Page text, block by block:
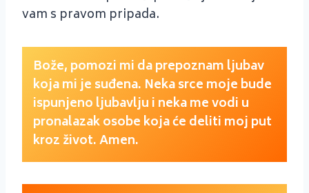
vam s pravom pripada.
Bože, pomozi mi da prepoznam ljubav
koja mi je suđena. Neka srce moje bude
ispunjeno ljubavlju i neka me vodi u
pronalazak osobe koja će deliti moj put
kroz život. Amen.